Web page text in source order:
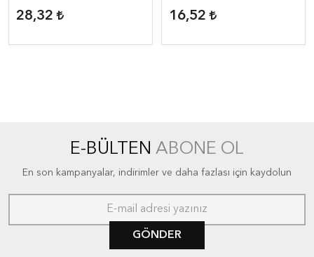
28,32 16,52
E-BÜLTEN ABONE OL
En son kampanyalar, indirimler ve daha fazlası için kaydolun
GÖNDER